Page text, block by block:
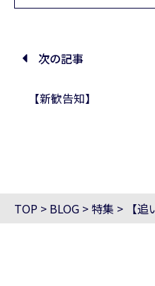
次の記事
【新歓告知】
TOP > BLOG > 特集 > 【追